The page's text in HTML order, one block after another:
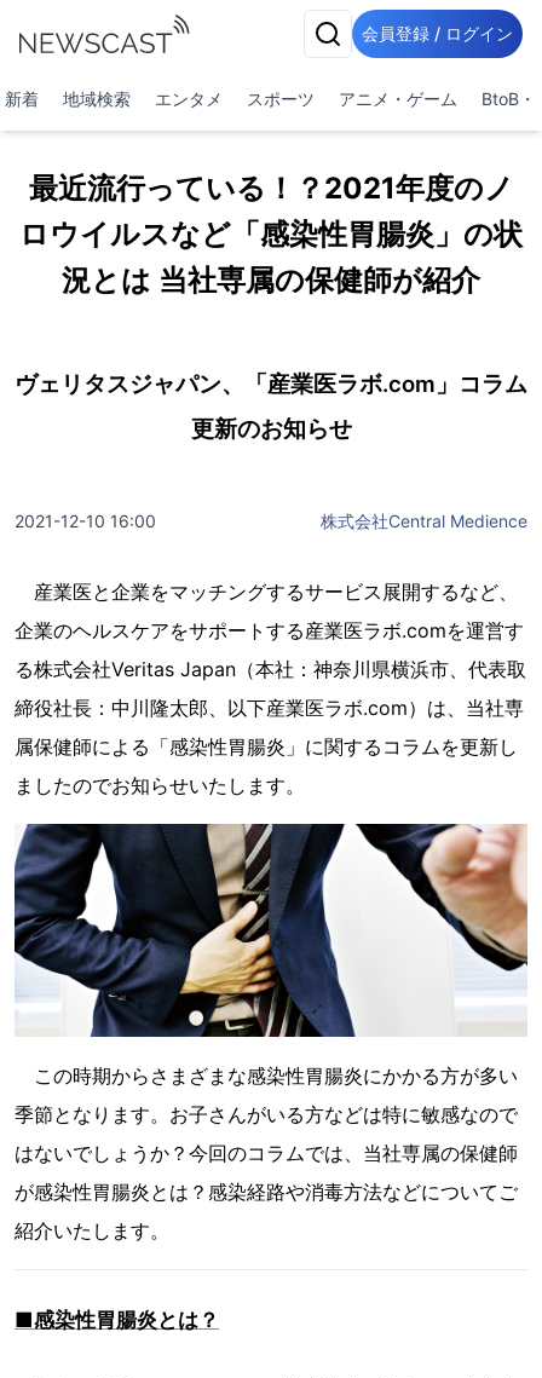
会員登録 / ログイン
新着 地域検索 エンタメ スポーツ アニメ・ゲーム BtoB・
最近流行っている！？2021年度のノ
ロウイルスなど「感染性胃腸炎」の状
況とは 当社専属の保健師が紹介
ヴェリタスジャパン、「産業医ラボ.com」コラム
更新のお知らせ
2021-12-10 16:00 株式会社Central Medience
産業医と企業をマッチングするサービス展開するなど、
企業のヘルスケアをサポートする産業医ラボ.comを運営す
る株式会社Veritas Japan（本社：神奈川県横浜市、代表取
締役社長：中川隆太郎、以下産業医ラボ.com）は、当社専
属保健師による「感染性胃腸炎」に関するコラムを更新し
ましたのでお知らせいたします。
この時期からさまざまな感染性胃腸炎にかかる方が多い
季節となります。お子さんがいる方などは特に敏感なので
はないでしょうか？今回のコラムでは、当社専属の保健師
が感染性胃腸炎とは？感染経路や消毒方法などについてご
紹介いたします。
■感染性胃腸炎とは？